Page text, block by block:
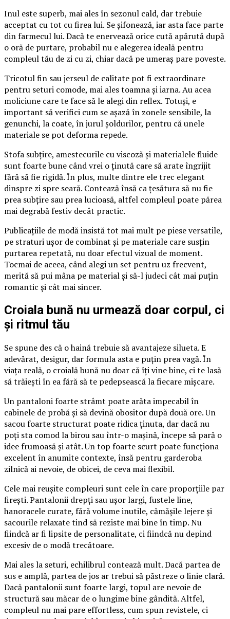
Inul este superb, mai ales în sezonul cald, dar trebuie
acceptat cu tot cu firea lui. Se șifonează, iar asta face parte
din farmecul lui. Dacă te enervează orice cută apărută după
o oră de purtare, probabil nu e alegerea ideală pentru
compleul tău de zi cu zi, chiar dacă pe umeraș pare poveste.
Tricotul fin sau jerseul de calitate pot fi extraordinare
pentru seturi comode, mai ales toamna și iarna. Au acea
moliciune care te face să le alegi din reflex. Totuși, e
important să verifici cum se așază în zonele sensibile, la
genunchi, la coate, în jurul șoldurilor, pentru că unele
materiale se pot deforma repede.
Stofa subțire, amestecurile cu viscoză și materialele fluide
sunt foarte bune când vrei o ținută care să arate îngrijit
fără să fie rigidă. În plus, multe dintre ele trec elegant
dinspre zi spre seară. Contează însă ca țesătura să nu fie
prea subțire sau prea lucioasă, altfel compleul poate părea
mai degrabă festiv decât practic.
Publicațiile de modă insistă tot mai mult pe piese versatile,
pe straturi ușor de combinat și pe materiale care susțin
purtarea repetată, nu doar efectul vizual de moment.
Tocmai de aceea, când alegi un set pentru uz frecvent,
merită să pui mâna pe material și să-l judeci cât mai puțin
romantic și cât mai sincer.
Croiala bună nu urmează doar corpul, ci
și ritmul tău
Se spune des că o haină trebuie să avantajeze silueta. E
adevărat, desigur, dar formula asta e puțin prea vagă. În
viața reală, o croială bună nu doar că îți vine bine, ci te lasă
să trăiești în ea fără să te pedepsească la fiecare mișcare.
Un pantaloni foarte strâmt poate arăta impecabil în
cabinele de probă și să devină obositor după două ore. Un
sacou foarte structurat poate ridica ținuta, dar dacă nu
poți sta comod la birou sau într-o mașină, începe să pară o
idee frumoasă și atât. Un top foarte scurt poate funcționa
excelent în anumite contexte, însă pentru garderoba
zilnică ai nevoie, de obicei, de ceva mai flexibil.
Cele mai reușite compleuri sunt cele în care proporțiile par
firești. Pantalonii drepți sau ușor largi, fustele line,
hanoracele curate, fără volume inutile, cămășile lejere și
sacourile relaxate tind să reziste mai bine în timp. Nu
fiindcă ar fi lipsite de personalitate, ci fiindcă nu depind
excesiv de o modă trecătoare.
Mai ales la seturi, echilibrul contează mult. Dacă partea de
sus e amplă, partea de jos ar trebui să păstreze o linie clară.
Dacă pantalonii sunt foarte largi, topul are nevoie de
structură sau măcar de o lungime bine gândită. Altfel,
compleul nu mai pare effortless, cum spun revistele, ci